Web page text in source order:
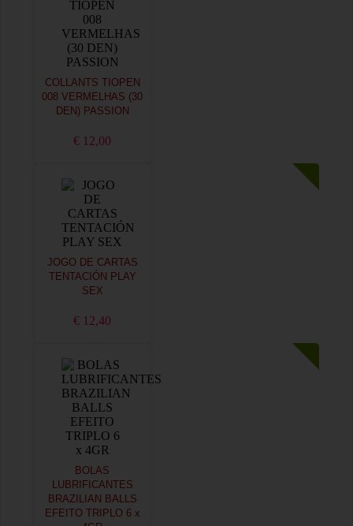
COLLANTS TIOPEN
008 VERMELHAS (30
DEN) PASSION
€ 12,00
JOGO DE CARTAS
TENTACIÓN PLAY
SEX
€ 12,40
BOLAS
LUBRIFICANTES
BRAZILIAN BALLS
EFEITO TRIPLO 6 x